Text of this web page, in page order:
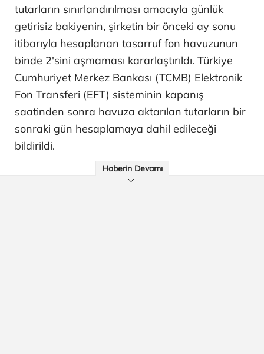
tutarların sınırlandırılması amacıyla günlük
getirisiz bakiyenin, şirketin bir önceki ay sonu
itibarıyla hesaplanan tasarruf fon havuzunun
binde 2'sini aşmaması kararlaştırıldı. Türkiye
Cumhuriyet Merkez Bankası (TCMB) Elektronik
Fon Transferi (EFT) sisteminin kapanış
saatinden sonra havuza aktarılan tutarların bir
sonraki gün hesaplamaya dahil edileceği
bildirildi.
Haberin Devamı